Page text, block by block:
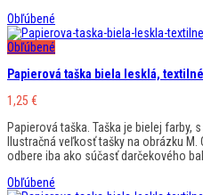
Obľúbené
Obľúbené
Papierová taška biela lesklá, textilné
1,25 €
Papierová taška. Taška je bielej farby,
Ilustračná veľkosť tašky na obrázku
odbere iba ako súčasť darčekového
Obľúbené